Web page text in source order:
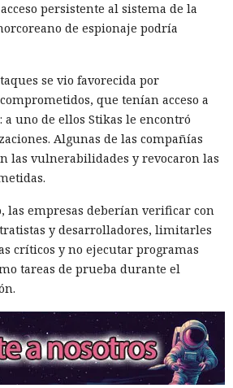
persistente al sistema de la
de espionaje podría
se vio favorecida por
que tenían acceso a
a uno de ellos Stikas le encontró
Algunas de las compañías
las vulnerabilidades y revocaron las
las empresas deberían verificar con
y desarrolladores, limitarles
críticos y no ejecutar programas
tareas de prueba durante el